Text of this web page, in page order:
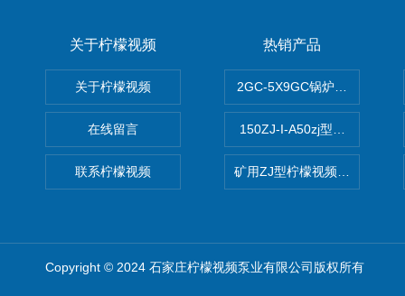
关于柠檬视频
关于柠檬视频
在线留言
联系柠檬视频
热销产品
2GC-5X9GC锅炉给水泵 给水
150ZJ-I-A50zj型柠檬视频
矿用ZJ型柠檬视频app污版下
Copyright © 2024 石家庄柠檬视频泵业有限公司版权所有